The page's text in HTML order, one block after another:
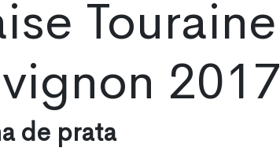
Touraine
2017
de prata